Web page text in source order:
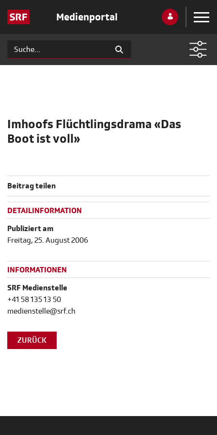
Medienportal
Imhoofs Flüchtlingsdrama «Das
Boot ist voll»
Beitrag teilen
DETAILINFORMATION
Publiziert am
Freitag, 25. August 2006
INFORMATIONEN
SRF Medienstelle
+41 58 135 13 50
medienstelle@srf.ch
ZURÜCK